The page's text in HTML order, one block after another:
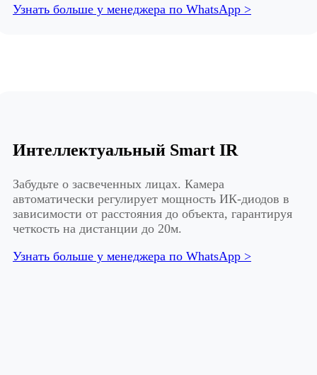
Узнать больше у менеджера по WhatsApp >
Интеллектуальный Smart IR
Забудьте о засвеченных лицах. Камера
автоматически регулирует мощность ИК-диодов в
зависимости от расстояния до объекта, гарантируя
четкость на дистанции до 20м.
Узнать больше у менеджера по WhatsApp >